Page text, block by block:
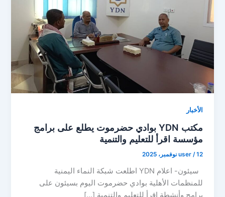
الأخبار
مكتب YDN بوادي حضرموت يطلع على برامج
مؤسسة اقرأ للتعليم والتنمية
user /12 نوفمبر، 2025
سيئون- اعلام YDN اطلعت شبكة النماء اليمنية
للمنظمات الأهلية بوادي حضرموت اليوم بسيئون على
برامج وأنشطة اقرأ للتعليم والتنمية […]